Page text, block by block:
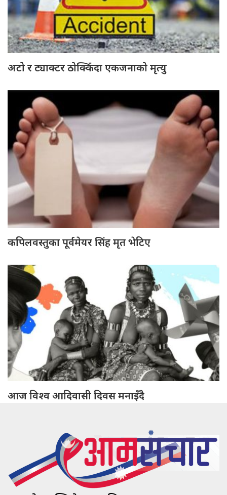
अटो र ट्याक्टर ठोक्किँदा एकजनाको मृत्यु
कपिलवस्तुका पूर्वमेयर सिंह मृत भेटिए
आज विश्व आदिवासी दिवस मनाइँदै